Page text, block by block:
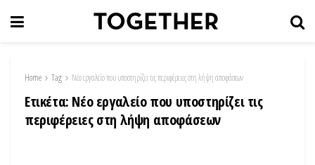
Home Tag Nέο εργαλείο που υποστηρίζει τις περιφέρειες στη λήψη αποφάσεων
Ετικέτα: Nέο εργαλείο που υποστηρίζει τις
περιφέρειες στη λήψη αποφάσεων